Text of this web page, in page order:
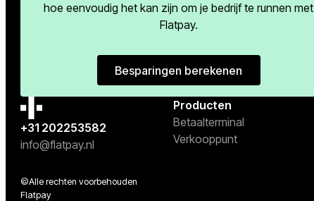
hoe eenvoudig het kan zijn om je bedrijf te runnen met
Flatpay.
Besparingen berekenen
Besparingen berekenen
+31 202253582
info@flatpay.nl
©Alle rechten voorbehouden
Flatpay
Producten
Betaalterminal
Verkooppunt